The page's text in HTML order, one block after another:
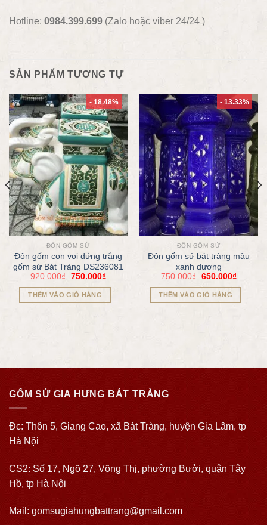
Hotline: 0984.399.699 (Zalo hoặc viber 24/24 )
SẢN PHẨM TƯƠNG TỰ
- 18.48%
ĐÔN GỐM SỨ
Đôn gốm con voi đứng trắng
gốm sứ Bát Tràng DS236081
920.000₫ 750.000₫
THÊM VÀO GIỎ HÀNG
- 13.33%
ĐÔN GỐM SỨ
Đôn gốm sứ bát tràng màu
xanh dương
750.000₫ 650.000₫
THÊM VÀO GIỎ HÀNG
GỐM SỨ GIA HƯNG BÁT TRÀNG
Đc: Thôn 5, Giang Cao, xã Bát Tràng, huyện Gia Lâm, tp
Hà Nội
CS2: Số 17, Ngõ 27, Võng Thị, phường Bưởi, quận Tây
Hồ, tp Hà Nội
Mail: gomsugiahungbattrang@gmail.com